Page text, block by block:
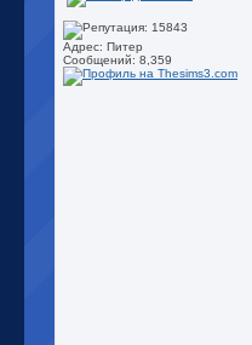
Адрес: Питер
Сообщений: 8,359